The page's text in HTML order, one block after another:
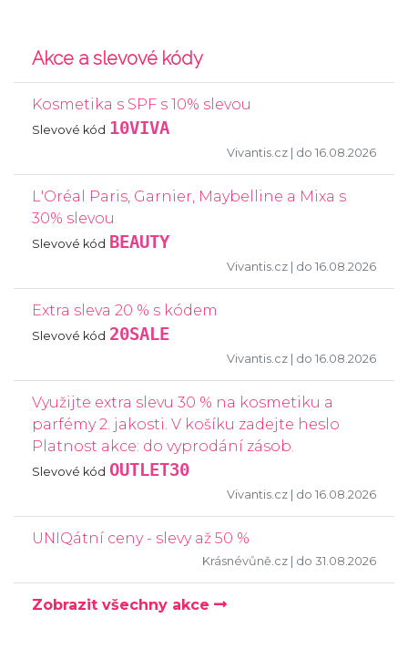
Akce a slevové kódy
Kosmetika s SPF s 10% slevou
Slevové kód 10VIVA
Vivantis.cz | do 16.08.2026
L'Oréal Paris, Garnier, Maybelline a Mixa s
30% slevou
Slevové kód BEAUTY
Vivantis.cz | do 16.08.2026
Extra sleva 20 % s kódem
Slevové kód 20SALE
Vivantis.cz | do 16.08.2026
Využijte extra slevu 30 % na kosmetiku a
parfémy 2. jakosti. V košíku zadejte heslo
Platnost akce: do vyprodání zásob.
Slevové kód OUTLET30
Vivantis.cz | do 16.08.2026
UNIQátní ceny - slevy až 50 %
Krásnévůně.cz | do 31.08.2026
Zobrazit všechny akce